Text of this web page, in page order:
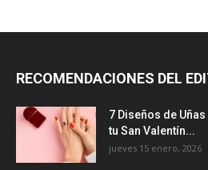
RECOMENDACIONES DEL
7 Diseños de
tu San Valentín...
jueves 15 enero, 2026